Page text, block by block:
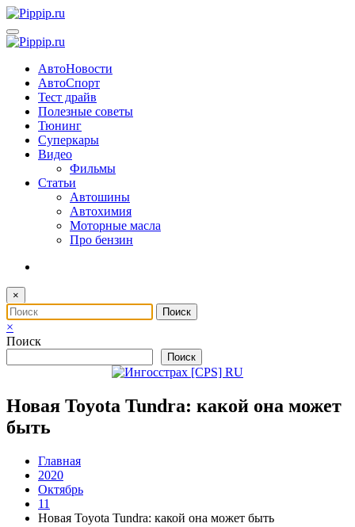
Перейти
к
содержимому
АвтоНовости
АвтоСпорт
Тест драйв
Полезные советы
Тюнинг
Суперкары
Видео
Фильмы
Статьи
Автошины
Автохимия
Моторные масла
Про бензин
×
×
Поиск
Поиск
Новая Toyota Tundra: какой она может
быть
Главная
2020
Октябрь
11
Новая Toyota Tundra: какой она может быть